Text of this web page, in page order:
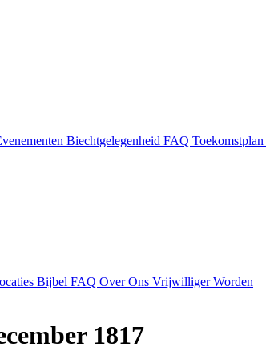
Biechtgelegenheid FAQ Toekomstplan
Bijbel FAQ Over Ons Vrijwilliger Worden
1817